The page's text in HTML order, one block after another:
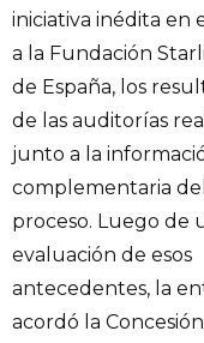
iniciativa inédita en
a la Fundación
de España, los
de las auditorías
junto a la
complementaria del
proceso. Luego de
evaluación de esos
antecedentes, la
acordó la Concesión